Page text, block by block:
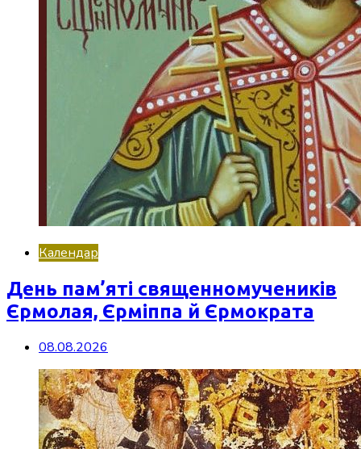
Календар
День пам’яті священномучеників
Єрмолая, Єрміппа й Єрмократа
08.08.2026